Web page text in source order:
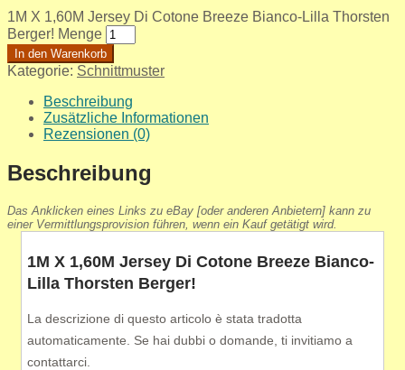
1M X 1,60M Jersey Di Cotone Breeze Bianco-Lilla Thorsten
Berger! Menge
In den Warenkorb
Kategorie: Schnittmuster
Beschreibung
Zusätzliche Informationen
Rezensionen (0)
Beschreibung
Das Anklicken eines Links zu eBay [oder anderen Anbietern] kann zu
einer Vermittlungsprovision führen, wenn ein Kauf getätigt wird.
1M X 1,60M Jersey Di Cotone Breeze Bianco-
Lilla Thorsten Berger!
La descrizione di questo articolo è stata tradotta
automaticamente. Se hai dubbi o domande, ti invitiamo a
contattarci.